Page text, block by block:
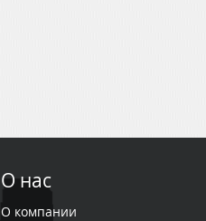
О нас
О компании